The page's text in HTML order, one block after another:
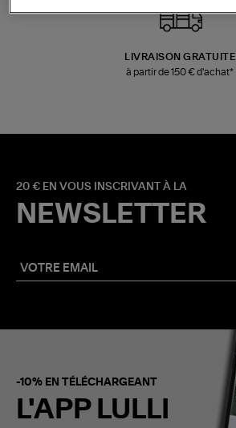
LIVRAISON GRATUITE
à partir de 150 € d'achat*
20 € EN VOUS INSCRIVANT À LA
NEWSLETTER
-10% EN TÉLÉCHARGEANT
L'APP LULLI